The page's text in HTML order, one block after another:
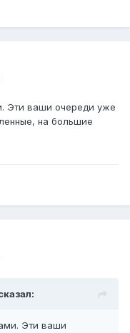
Эти ваши очереди уже
на большие
Эти ваши